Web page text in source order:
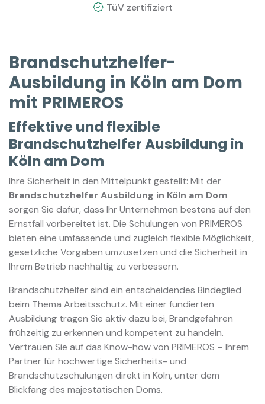
TüV zertifiziert
Brandschutzhelfer-
Ausbildung in Köln am Dom
mit PRIMEROS
Effektive und flexible
Brandschutzhelfer Ausbildung in
Köln am Dom
Ihre Sicherheit in den Mittelpunkt gestellt: Mit der
Brandschutzhelfer Ausbildung in Köln am Dom
sorgen Sie dafür, dass Ihr Unternehmen bestens auf den
Ernstfall vorbereitet ist. Die Schulungen von PRIMEROS
bieten eine umfassende und zugleich flexible Möglichkeit,
gesetzliche Vorgaben umzusetzen und die Sicherheit in
Ihrem Betrieb nachhaltig zu verbessern.
Brandschutzhelfer sind ein entscheidendes Bindeglied
beim Thema Arbeitsschutz. Mit einer fundierten
Ausbildung tragen Sie aktiv dazu bei, Brandgefahren
frühzeitig zu erkennen und kompetent zu handeln.
Vertrauen Sie auf das Know-how von PRIMEROS – Ihrem
Partner für hochwertige Sicherheits- und
Brandschutzschulungen direkt in Köln, unter dem
Blickfang des majestätischen Doms.